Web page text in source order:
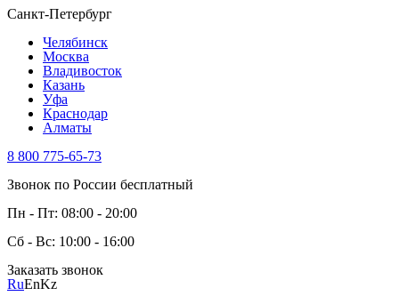
Санкт-Петербург
Челябинск
Москва
Владивосток
Казань
Уфа
Краснодар
Алматы
8 800 775-65-73
Звонок по России бесплатный
Пн - Пт: 08:00 - 20:00
Сб - Вс: 10:00 - 16:00
Заказать звонок
RuEnKz